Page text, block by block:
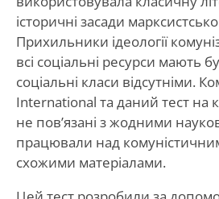
історичні засади
Прихильники ідеології
всі соціальні ресурси мають
соціальні класи відсутніми.
International та даний тест на
не пов’язані з жодними
працювали над
схожими матеріалами.